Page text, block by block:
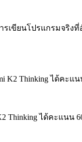
ขียนโปรแกรมจริงที่
K2 Thinking ได้คะแ
Thinking ได้คะแนน